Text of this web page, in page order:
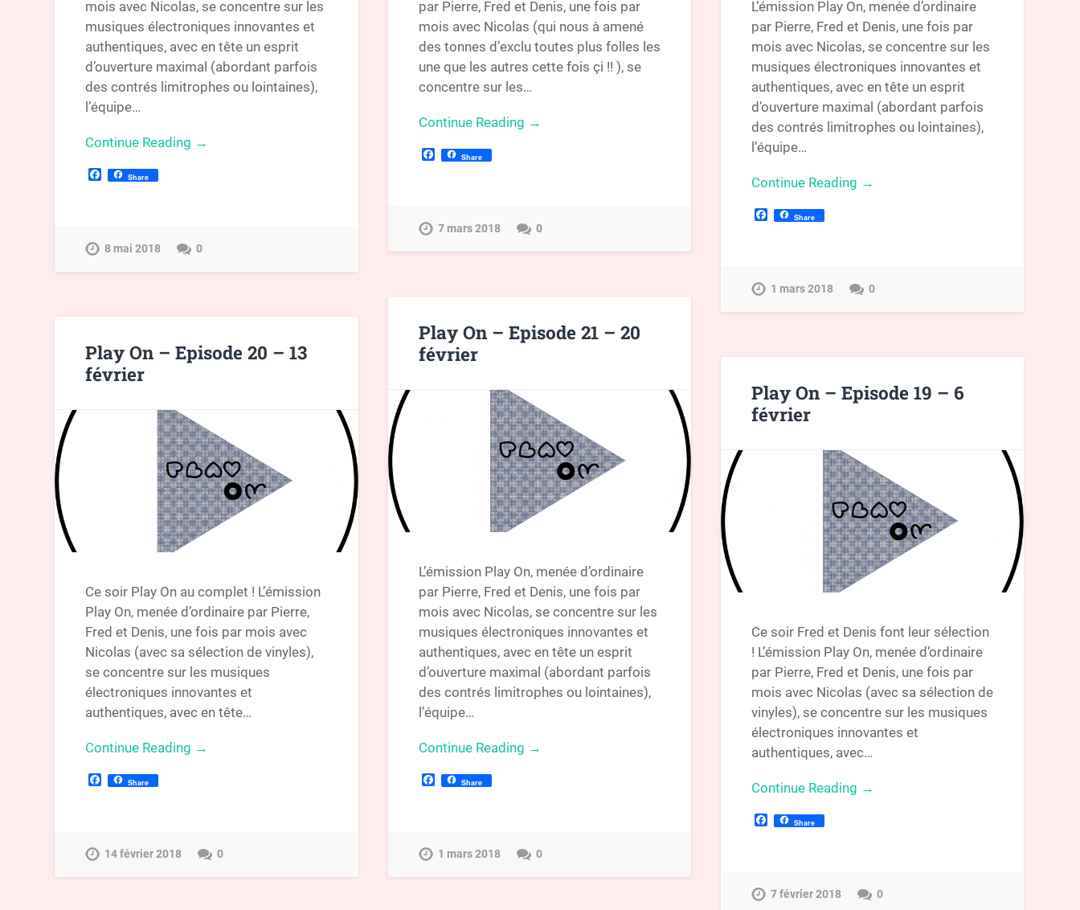
mois avec Nicolas, se concentre sur les
musiques électroniques innovantes et
authentiques, avec en tête un esprit
d’ouverture maximal (abordant parfois
des contrés limitrophes ou lointaines),
l’équipe…
Continue Reading →
Facebook
Share
8 mai 2018 0
par Pierre, Fred et Denis, une fois par
mois avec Nicolas (qui nous à amené
des tonnes d’exclu toutes plus folles les
une que les autres cette fois çi !! ), se
concentre sur les…
Continue Reading →
Facebook
Share
7 mars 2018 0
L’émission Play On, menée d’ordinaire
par Pierre, Fred et Denis, une fois par
mois avec Nicolas, se concentre sur les
musiques électroniques innovantes et
authentiques, avec en tête un esprit
d’ouverture maximal (abordant parfois
des contrés limitrophes ou lointaines),
l’équipe…
Continue Reading →
Facebook
Share
1 mars 2018 0
Play On – Episode 21 – 20
février
L’émission Play On, menée d’ordinaire
par Pierre, Fred et Denis, une fois par
mois avec Nicolas, se concentre sur les
musiques électroniques innovantes et
authentiques, avec en tête un esprit
d’ouverture maximal (abordant parfois
des contrés limitrophes ou lointaines),
l’équipe…
Continue Reading →
Facebook
Share
1 mars 2018 0
Play On – Episode 20 – 13
février
Ce soir Play On au complet ! L’émission
Play On, menée d’ordinaire par Pierre,
Fred et Denis, une fois par mois avec
Nicolas (avec sa sélection de vinyles),
se concentre sur les musiques
électroniques innovantes et
authentiques, avec en tête…
Continue Reading →
Facebook
Share
14 février 2018 0
Play On – Episode 19 – 6
février
Ce soir Fred et Denis font leur sélection
! L’émission Play On, menée d’ordinaire
par Pierre, Fred et Denis, une fois par
mois avec Nicolas (avec sa sélection de
vinyles), se concentre sur les musiques
électroniques innovantes et
authentiques, avec…
Continue Reading →
Facebook
Share
7 février 2018 0